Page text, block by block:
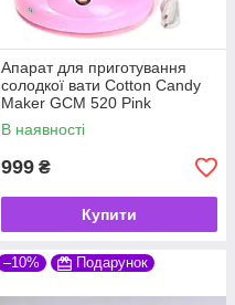
Апарат для приготування
солодкої вати Cotton Candy
Maker GCM 520 Pink
В наявності
999 ₴
Купити
–10% Подарунок